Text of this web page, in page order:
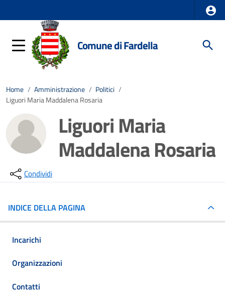
Comune di Fardella
Home / Amministrazione / Politici /
Liguori Maria Maddalena Rosaria
Liguori Maria
Maddalena Rosaria
Condividi
INDICE DELLA PAGINA
Incarichi
Organizzazioni
Contatti